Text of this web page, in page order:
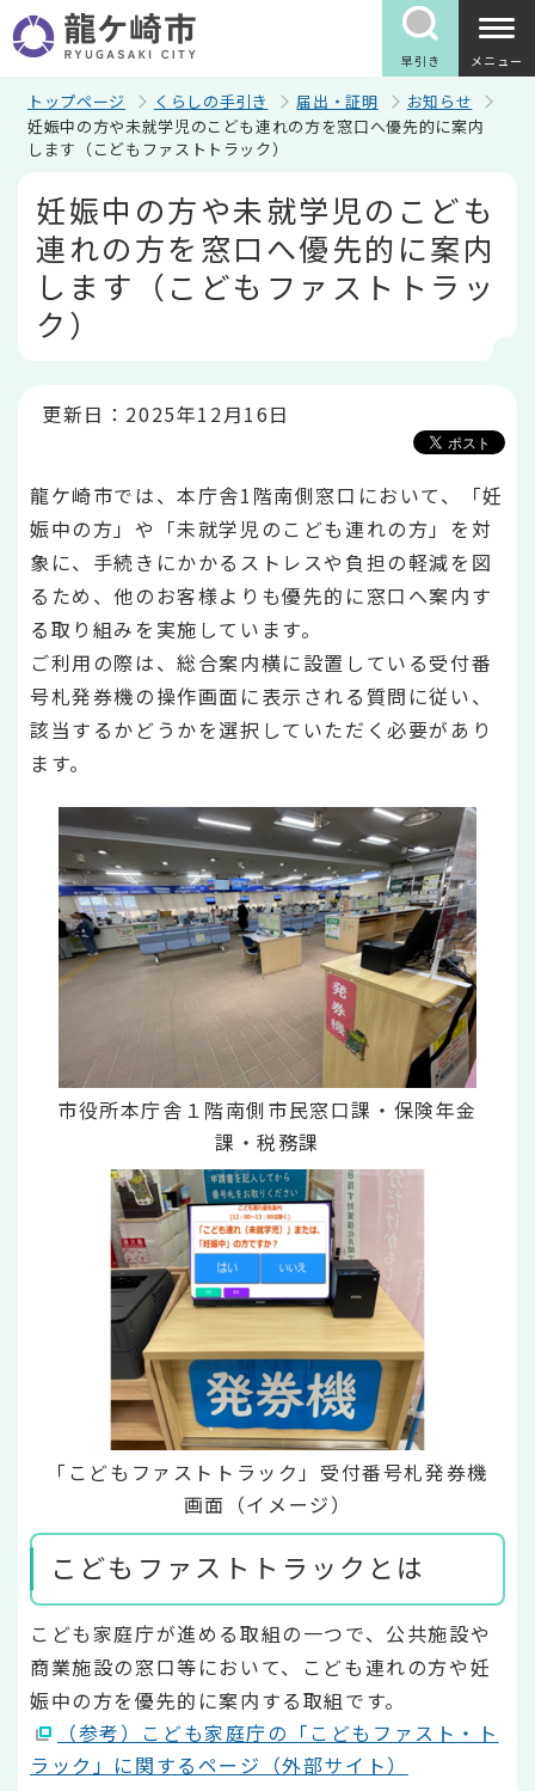
の
ペ
早引き メニュー
トップページ くらしの手引き 届出・証明
お知らせ
妊娠中の方や未就学児のこども連れの方を窓口へ優先的に案内
します（こどもファストトラック）
妊娠中の方や未就学児のこども
連れの方を窓口へ優先的に案内
します（こどもファストトラッ
ク）
更新日：2025年12月16日
龍ケ崎市では、本庁舎1階南側窓口において、「妊
娠中の方」や「未就学児のこども連れの方」を対
象に、手続きにかかるストレスや負担の軽減を図
るため、他のお客様よりも優先的に窓口へ案内す
る取り組みを実施しています。
ご利用の際は、総合案内横に設置している受付番
号札発券機の操作画面に表示される質問に従い、
該当するかどうかを選択していただく必要があり
ます。
市役所本庁舎１階南側市民窓口課・保険年金
課・税務課
「こどもファストトラック」受付番号札発券機
画面（イメージ）
こどもファストトラックとは
こども家庭庁が進める取組の一つで、公共施設や
商業施設の窓口等において、こども連れの方や妊
娠中の方を優先的に案内する取組です。
（参考）こども家庭庁の「こどもファスト・ト
ラック」に関するページ（外部サイト）